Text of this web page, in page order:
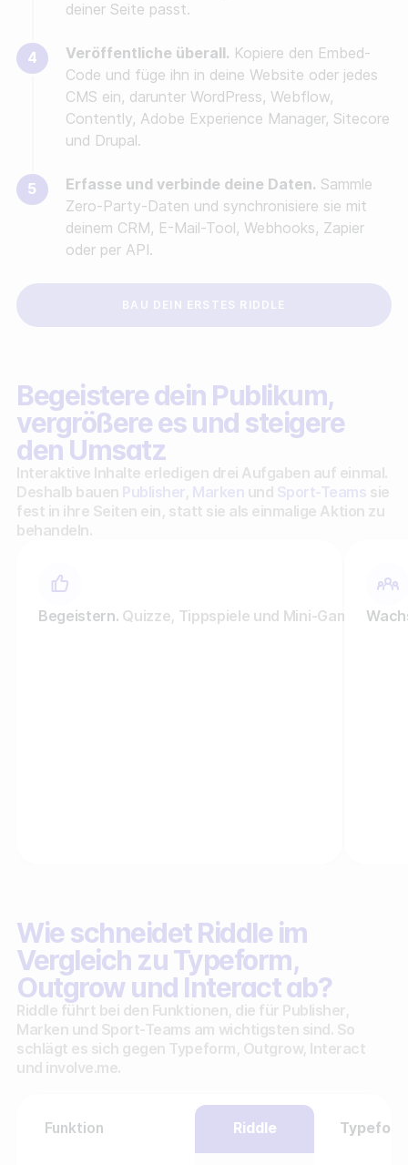
deiner Seite passt.
Veröffentliche überall. Kopiere den Embed-
Code und füge ihn in deine Website oder jedes
CMS ein, darunter WordPress, Webflow,
Contently, Adobe Experience Manager, Sitecore
und Drupal.
Erfasse und verbinde deine Daten. Sammle
Zero-Party-Daten und synchronisiere sie mit
deinem CRM, E-Mail-Tool, Webhooks, Zapier
oder per API.
BAU DEIN ERSTES RIDDLE
Begeistere dein Publikum,
vergrößere es und steigere
den Umsatz
Interaktive Inhalte erledigen drei Aufgaben auf einmal.
Deshalb bauen Publisher , Marken und Sport-Teams sie
fest in ihre Seiten ein, statt sie als einmalige Aktion zu
behandeln.
Begeistern. Quizze, Tippspiele und Mini-Games
Wie schneidet Riddle im
Vergleich zu Typeform,
Outgrow und Interact ab?
Riddle führt bei den Funktionen, die für Publisher,
Marken und Sport-Teams am wichtigsten sind. So
schlägt es sich gegen Typeform, Outgrow, Interact
und involve.me.
Funktion Riddle